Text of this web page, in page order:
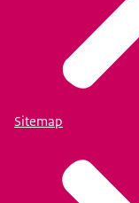
Sitemap